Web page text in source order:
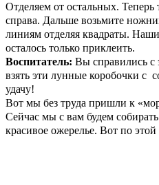
Отделяем от остальных. Теперь
справа. Дальше возьмите
линиям отделяя квадраты.
осталось только приклеить.
Воспитатель: Вы справились с
взять эти лунные коробочки с
удачу!
Вот мы без труда пришли к
Сейчас мы с вам будем
красивое ожерелье. Вот по этой